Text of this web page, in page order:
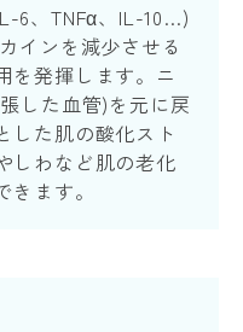
6、TNFα、IL-10…)
インを減少させる
を発揮します。ニ
した血管)を元に戻
した肌の酸化スト
しわなど肌の老化
ます。